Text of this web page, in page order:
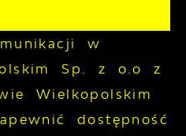
w
Sp. z o.o z
Wielkopolskim
dostępność